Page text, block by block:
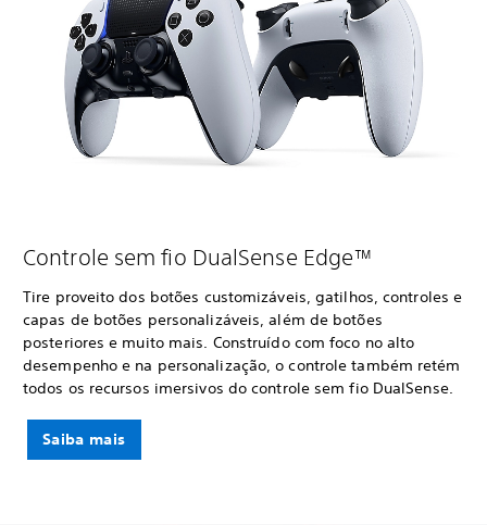
Controle sem fio DualSense Edge™
Tire proveito dos botões customizáveis, gatilhos, controles e
capas de botões personalizáveis, além de botões
posteriores e muito mais. Construído com foco no alto
desempenho e na personalização, o controle também retém
todos os recursos imersivos do controle sem fio DualSense.
Saiba mais